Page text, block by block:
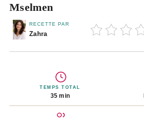
Mselmen
RECETTE PAR
Zahra
TEMPS TOTAL
35 min